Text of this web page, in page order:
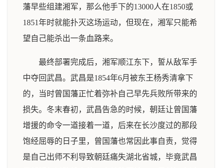
藩早些组建湘军，那么他手下的13000人在1850或
1851年时就能扑灭这场运动，但现在，湘军只能希
望自己能杀出一条血路来。
最终部署完成后，湘军顺江东下，誓从敌军手
中夺回武昌。武昌是1854年6月被东王杨秀清拿下
的，当时曾国藩正忙着弥补自己早先兵败所带来的
损失。冬末春初，武昌告急的时候，朝廷让曾国藩
增援的命令一道接着一道，后来在长沙度过的那段
饱经屈辱的日子里，曾国藩也常因此事自责，觉得
是自己出师不利导致朝廷痛失湖北省城，毕竟武昌